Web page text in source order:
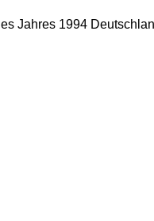
Jahres 1994